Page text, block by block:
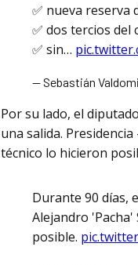
✅ nueva reserva
✅ dos tercios del
✅ sin…
— Sebastián
Por su lado, el
una salida.
técnico lo hicieron
Durante 90 días,
Alejandro
posible.